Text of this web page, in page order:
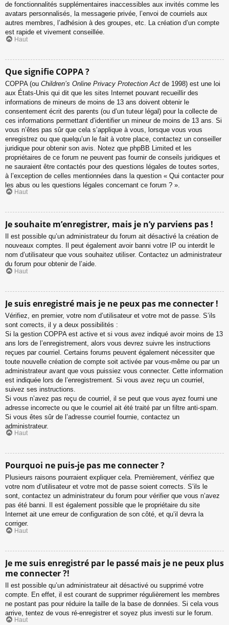
de fonctionnalités supplémentaires inaccessibles aux invités comme les
avatars personnalisés, la messagerie privée, l’envoi de courriels aux
autres membres, l’adhésion à des groupes, etc. La création d’un compte
est rapide et vivement conseillée.
Haut
Que signifie COPPA ?
COPPA (ou Children’s Online Privacy Protection Act de 1998) est une loi
aux États-Unis qui dit que les sites Internet pouvant recueillir des
informations de mineurs de moins de 13 ans doivent obtenir le
consentement écrit des parents (ou d’un tuteur légal) pour la collecte de
ces informations permettant d’identifier un mineur de moins de 13 ans. Si
vous n’êtes pas sûr que cela s’applique à vous, lorsque vous vous
enregistrez ou que quelqu’un le fait à votre place, contactez un conseiller
juridique pour obtenir son avis. Notez que phpBB Limited et les
propriétaires de ce forum ne peuvent pas fournir de conseils juridiques et
ne sauraient être contactés pour des questions légales de toutes sortes,
à l’exception de celles mentionnées dans la question « Qui contacter pour
les abus ou les questions légales concernant ce forum ? ».
Haut
Je souhaite m’enregistrer, mais je n’y parviens pas !
Il est possible qu’un administrateur du forum ait désactivé la création de
nouveaux comptes. Il peut également avoir banni votre IP ou interdit le
nom d’utilisateur que vous souhaitez utiliser. Contactez un administrateur
du forum pour obtenir de l’aide.
Haut
Je suis enregistré mais je ne peux pas me connecter !
Vérifiez, en premier, votre nom d’utilisateur et votre mot de passe. S’ils
sont corrects, il y a deux possibilités :
Si la gestion COPPA est active et si vous avez indiqué avoir moins de 13
ans lors de l’enregistrement, alors vous devrez suivre les instructions
reçues par courriel. Certains forums peuvent également nécessiter que
toute nouvelle création de compte soit activée par vous-même ou par un
administrateur avant que vous puissiez vous connecter. Cette information
est indiquée lors de l’enregistrement. Si vous avez reçu un courriel,
suivez ses instructions.
Si vous n’avez pas reçu de courriel, il se peut que vous ayez fourni une
adresse incorrecte ou que le courriel ait été traité par un filtre anti-spam.
Si vous êtes sûr de l’adresse courriel fournie, contactez un
administrateur.
Haut
Pourquoi ne puis-je pas me connecter ?
Plusieurs raisons pourraient expliquer cela. Premièrement, vérifiez que
votre nom d’utilisateur et votre mot de passe soient corrects. S’ils le
sont, contactez un administrateur du forum pour vérifier que vous n’avez
pas été banni. Il est également possible que le propriétaire du site
Internet ait une erreur de configuration de son côté, et qu’il devra la
corriger.
Haut
Je me suis enregistré par le passé mais je ne peux plus
me connecter ?!
Il est possible qu’un administrateur ait désactivé ou supprimé votre
compte. En effet, il est courant de supprimer régulièrement les membres
ne postant pas pour réduire la taille de la base de données. Si cela vous
arrive, tentez de vous ré-enregistrer et soyez plus investi sur le forum.
Haut